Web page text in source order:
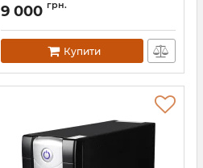
Артикул: 00210203
9 000 грн.
Купити